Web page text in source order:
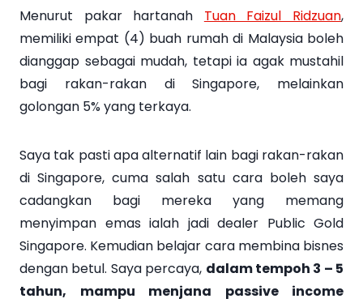
Menurut pakar hartanah Tuan Faizul Ridzuan,
memiliki empat (4) buah rumah di Malaysia boleh
dianggap sebagai mudah, tetapi ia agak mustahil
bagi rakan-rakan di Singapore, melainkan
golongan 5% yang terkaya.
Saya tak pasti apa alternatif lain bagi rakan-rakan
di Singapore, cuma salah satu cara boleh saya
cadangkan bagi mereka yang memang
menyimpan emas ialah jadi dealer Public Gold
Singapore. Kemudian belajar cara membina bisnes
dengan betul. Saya percaya, dalam tempoh 3 – 5
tahun, mampu menjana passive income